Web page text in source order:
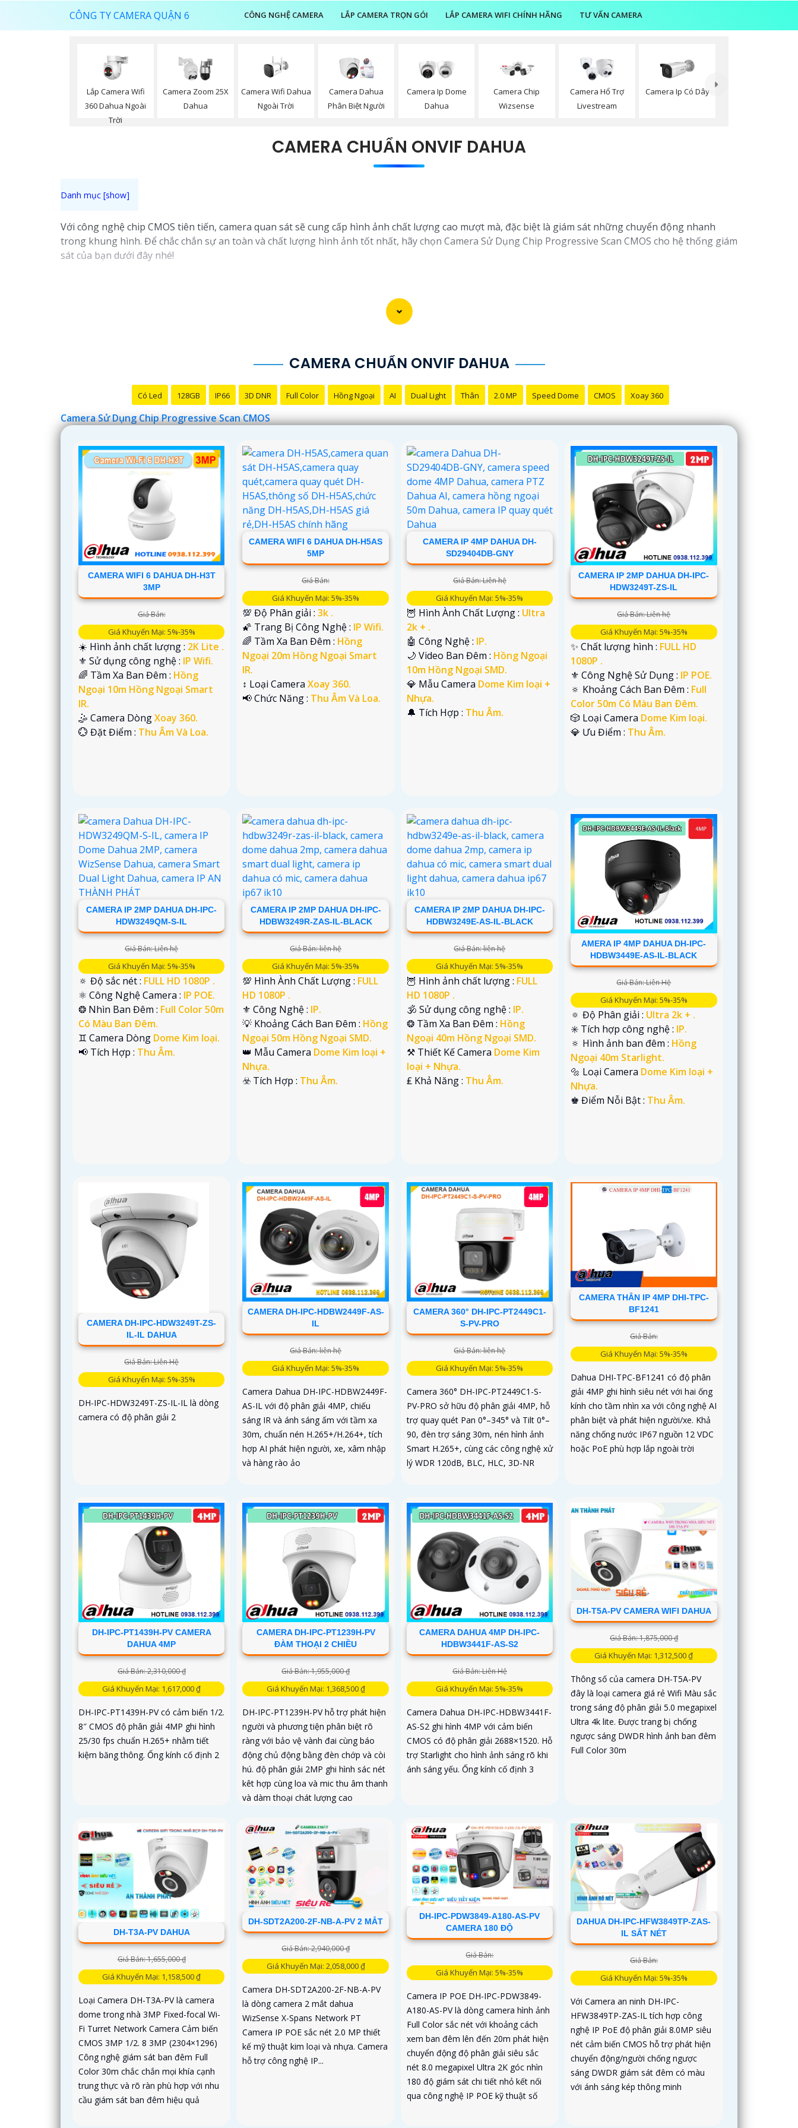
CÔNG TY CAMERA QUẬN 6 CÔNG NGHỆ CAMERA LẮP CAMERA TRỌN GÓI LẮP CAMERA WIFI CHÍNH HÃNG TƯ VẤN CAMERA
Lắp Camera Wifi
360 Dahua Ngoài
Trời
Camera Zoom 25X
Dahua
Camera Wifi Dahua
Ngoài Trời
Camera Dahua
Phân Biệt Người
Camera Ip Dome
Dahua
Camera Chip
Wizsense
Camera Hổ Trợ
Livestream
Camera Ip Có Dây
CAMERA CHUẨN ONVIF DAHUA
Với công nghệ chip CMOS tiên tiến, camera quan sát sẽ cung cấp hình ảnh chất lượng cao mượt mà, đặc biệt là giám sát những chuyển động nhanh
trong khung hình. Để chắc chắn sự an toàn và chất lượng hình ảnh tốt nhất, hãy chọn Camera Sử Dụng Chip Progressive Scan CMOS cho hệ thống giám
sát của bạn dưới đây nhé!
CAMERA CHUẨN ONVIF DAHUA
Có Led 128GB IP66 3D DNR Full Color Hồng Ngoại AI Dual Light Thân 2.0 MP Speed Dome CMOS Xoay 360
Camera Sử Dụng Chip Progressive Scan CMOS
CAMERA WIFI 6 DAHUA DH-H3T
3MP
Giá Bán:
Giá Khuyến Mại: 5%-35%
☀️ Hình ảnh chất lượng : 2K Lite .
⚜️ Sử dụng công nghệ : IP Wifi.
🌈 Tầm Xa Ban Đêm : Hồng
Ngoại 10m Hồng Ngoại Smart
IR.
🤹 Camera DòngXoay 360.
️💮 Đặt Điểm : Thu Âm Và Loa.
CAMERA WIFI 6 DAHUA DH-H5AS
5MP
Giá Bán:
Giá Khuyến Mại: 5%-35%
💯 Độ Phân giải :3k .
🌠 Trang Bị Công Nghệ : IP Wifi.
🌈 Tầm Xa Ban Đêm : Hồng
Ngoại 20m Hồng Ngoại Smart
IR.
↕️ Loại CameraXoay 360.
️📢 Chức Năng : Thu Âm Và Loa.
CAMERA IP 4MP DAHUA DH-
SD29404DB-GNY
Giá Bán: Liên hệ
Giá Khuyến Mại: 5%-35%
🦉 Hình Ành Chất Lượng : Ultra
2k + .
🤖️ Công Nghệ : IP.
🌙 Video Ban Đêm : Hồng Ngoại
10m Hồng Ngoại SMD.
💎 Mẫu Camera Dome Kim loại +
Nhựa.
️🔔 Tích Hợp : Thu Âm.
CAMERA IP 2MP DAHUA DH-IPC-
HDW3249T-ZS-IL
Giá Bán: Liên hệ
Giá Khuyến Mại: 5%-35%
✨ Chất lượng hình : FULL HD
1080P .
⚜️ Công Nghệ Sử Dụng : IP POE.
🔅 Khoảng Cách Ban Đêm : Full
Color 50m Có Màu Ban Ðêm.
🎲 Loại Camera Dome Kim loại.
️💎 Ưu Điểm : Thu Âm.
CAMERA IP 2MP DAHUA DH-IPC-
HDW3249QM-S-IL
Giá Bán: Liên hệ
Giá Khuyến Mại: 5%-35%
🔅 Độ sắc nét : FULL HD 1080P .
⚛️ Công Nghệ Camera : IP POE.
❂ Nhìn Ban Đêm : Full Color 50m
Có Màu Ban Ðêm.
♊ Camera Dòng Dome Kim loại.
️📢 Tích Hợp : Thu Âm.
CAMERA IP 2MP DAHUA DH-IPC-
HDBW3249R-ZAS-IL-BLACK
Giá Bán: liên hệ
Giá Khuyến Mại: 5%-35%
💯 Hình Ành Chất Lượng : FULL
HD 1080P .
⚜️ Công Nghệ : IP.
💡 Khoảng Cách Ban Đêm : Hồng
Ngoại 50m Hồng Ngoại SMD.
👑 Mẫu Camera Dome Kim loại +
Nhựa.
️☣️ Tích Hợp : Thu Âm.
CAMERA IP 2MP DAHUA DH-IPC-
HDBW3249E-AS-IL-BLACK
Giá Bán: liên hệ
Giá Khuyến Mại: 5%-35%
🦉 Hình ảnh chất lượng : FULL
HD 1080P .
🕉️ Sử dụng công nghệ : IP.
❂ Tầm Xa Ban Đêm : Hồng
Ngoại 40m Hồng Ngoại SMD.
⚒ Thiết Kế Camera Dome Kim
loại + Nhựa.
️₤ Khả Năng : Thu Âm.
AMERA IP 4MP DAHUA DH-IPC-
HDBW3449E-AS-IL-BLACK
Giá Bán: Liên Hệ
Giá Khuyến Mại: 5%-35%
🔅 Độ Phân giải : Ultra 2k + .
✳️ Tích hợp công nghệ : IP.
🔅 Hình ảnh ban đêm : Hồng
Ngoại 40m Starlight.
🔩 Loại Camera Dome Kim loại +
Nhựa.
️♚ Điểm Nỗi Bật : Thu Âm.
CAMERA DH-IPC-HDW3249T-ZS-
IL-IL DAHUA
Giá Bán: Liên Hệ
Giá Khuyến Mại: 5%-35%
DH-IPC-HDW3249T-ZS-IL-IL là dòng
camera có độ phân giải 2
CAMERA DH-IPC-HDBW2449F-AS-
IL
Giá Bán: liên hệ
Giá Khuyến Mại: 5%-35%
Camera Dahua DH-IPC-HDBW2449F-
AS-IL với độ phân giải 4MP, chiếu
sáng IR và ánh sáng ấm với tầm xa
30m, chuẩn nén H.265+/H.264+, tích
hợp AI phát hiện người, xe, xâm nhập
và hàng rào ảo
CAMERA 360° DH-IPC-PT2449C1-
S-PV-PRO
Giá Bán: liên hệ
Giá Khuyến Mại: 5%-35%
Camera 360° DH-IPC-PT2449C1-S-
PV-PRO sở hữu độ phân giải 4MP, hỗ
trợ quay quét Pan 0°–345° và Tilt 0°–
90, đèn trợ sáng 30m, nén hình ảnh
Smart H.265+, cùng các công nghệ xử
lý WDR 120dB, BLC, HLC, 3D-NR
CAMERA THÂN IP 4MP DHI-TPC-
BF1241
Giá Bán:
Giá Khuyến Mại: 5%-35%
Dahua DHI-TPC-BF1241 có độ phân
giải 4MP ghi hình siêu nét với hai ống
kính cho tầm nhìn xa với công nghệ AI
phân biệt và phát hiện người/xe. Khả
năng chống nước IP67 nguồn 12 VDC
hoặc PoE phù hợp lắp ngoài trời
DH-IPC-PT1439H-PV CAMERA
DAHUA 4MP
Giá Bán: 2,310,000 ₫
Giá Khuyến Mại: 1,617,000 ₫
DH-IPC-PT1439H-PV có cảm biến 1/2.
8″ CMOS độ phân giải 4MP ghi hình
25/30 fps chuẩn H.265+ nhằm tiết
kiệm băng thông. Ống kính cố định 2
CAMERA DH-IPC-PT1239H-PV
ĐÀM THOẠI 2 CHIỀU
Giá Bán: 1,955,000 ₫
Giá Khuyến Mại: 1,368,500 ₫
DH-IPC-PT1239H-PV hỗ trợ phát hiện
người và phương tiện phân biệt rõ
ràng với bảo vệ vành đai cùng báo
động chủ động bằng đèn chớp và còi
hú. độ phân giải 2MP ghi hình sác nét
kêt hợp cùng loa và mic thu âm thanh
và dàm thoại chát lượng cao
CAMERA DAHUA 4MP DH-IPC-
HDBW3441F-AS-S2
Giá Bán: Liên Hệ
Giá Khuyến Mại: 5%-35%
Camera Dahua DH-IPC-HDBW3441F-
AS-S2 ghi hình 4MP với cảm biến
CMOS có độ phân giải 2688×1520. Hỗ
trợ Starlight cho hình ảnh sáng rõ khi
ánh sáng yếu. Ống kính cố định 3
DH-T5A-PV CAMERA WIFI DAHUA
Giá Bán: 1,875,000 ₫
Giá Khuyến Mại: 1,312,500 ₫
Thông số của camera DH-T5A-PV
đây là loại camera giá rẻ Wifi Màu sắc
trong sáng độ phân giải 5.0 megapixel
Ultra 4k lite. Được trang bị chống
ngược sáng DWDR hình ảnh ban đêm
Full Color 30m
DH-T3A-PV DAHUA
Giá Bán: 1,655,000 ₫
Giá Khuyến Mại: 1,158,500 ₫
Loại Camera DH-T3A-PV là camera
dome trong nhà 3MP Fixed-focal Wi-
Fi Turret Network Camera Cảm biến
CMOS 3MP 1/2. 8 3MP (2304×1296)
Công nghệ giám sát ban đêm Full
Color 30m chắc chắn mọi khía cạnh
trung thực và rõ ràn phù hợp với nhu
cầu giám sát ban đêm hiệu quả
DH-SDT2A200-2F-NB-A-PV 2 MẮT
Giá Bán: 2,940,000 ₫
Giá Khuyến Mại: 2,058,000 ₫
Camera DH-SDT2A200-2F-NB-A-PV
là dòng camera 2 mắt dahua
WizSense X-Spans Network PT
Camera IP POE sắc nét 2.0 MP thiết
kế mỹ thuật kim loại và nhựa. Camera
hỗ trợ công nghệ IP...
DH-IPC-PDW3849-A180-AS-PV
CAMERA 180 ĐỘ
Giá Bán:
Giá Khuyến Mại: 5%-35%
Camera IP POE DH-IPC-PDW3849-
A180-AS-PV là dòng camera hình ảnh
Full Color sắc nét với khoảng cách
xem ban đêm lên đến 20m phát hiện
chuyển động độ phân giải siêu sắc
nét 8.0 megapixel Ultra 2K góc nhìn
180 độ giám sát chi tiết nhỏ kết nối
qua công nghệ IP POE kỹ thuật số
DAHUA DH-IPC-HFW3849TP-ZAS-
IL SẮT NÉT
Giá Bán:
Giá Khuyến Mại: 5%-35%
Với Camera an ninh DH-IPC-
HFW3849TP-ZAS-IL tích hợp công
nghệ IP PoE độ phân giải 8.0MP siêu
nét cảm biến CMOS hỗ trợ phát hiện
chuyển động/người chống ngược
sáng DWDR giám sát đêm có màu
với ánh sáng kép thông minh